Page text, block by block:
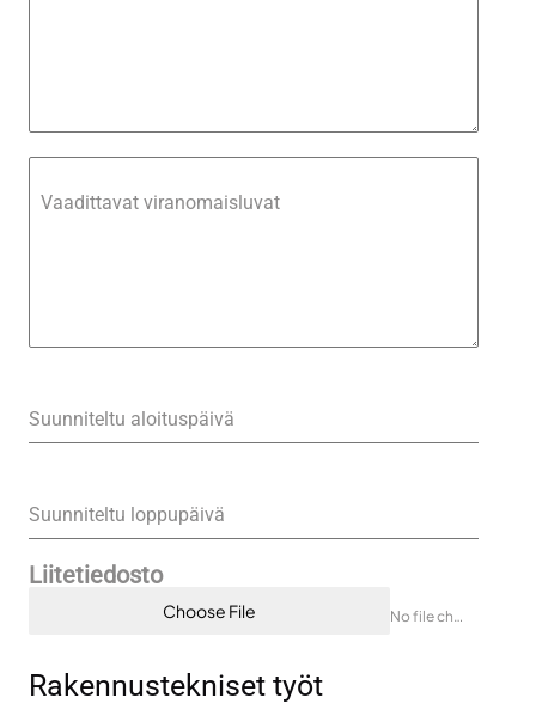
Vaadittavat viranomaisluvat
Suunniteltu aloituspäivä
Suunniteltu loppupäivä
Liitetiedosto
Choose File No file chosen
Rakennustekniset työt